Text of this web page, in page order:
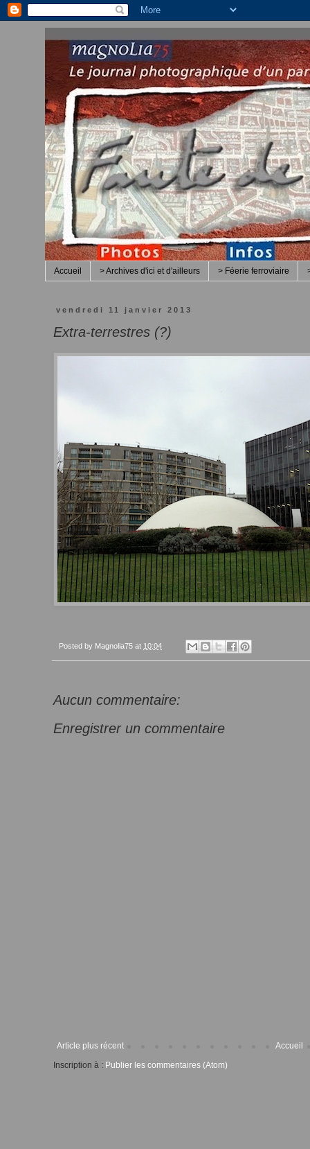
Accueil > Archives d'ici et d'ailleurs > Féerie ferroviaire
vendredi 11 janvier 2013
Extra-terrestres (?)
Posted by Magnolia75 at 10:04
Aucun commentaire:
Enregistrer un commentaire
Article plus récent
Accueil
Inscription à : Publier les commentaires (Atom)